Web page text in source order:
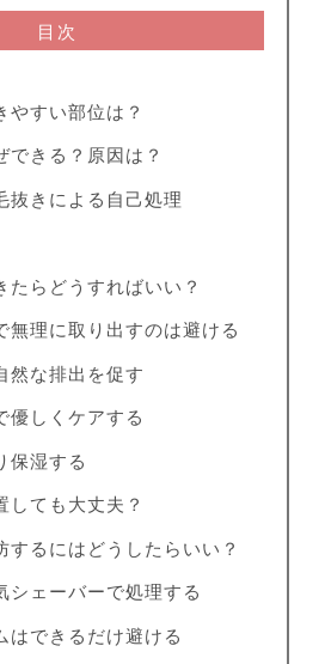
目次
すい部位は？
できる？原因は？
きによる自己処理
たらどうすればいい？
理に取り出すのは避ける
な排出を促す
しくケアする
湿する
しても大丈夫？
するにはどうしたらいい？
ェーバーで処理する
できるだけ避ける